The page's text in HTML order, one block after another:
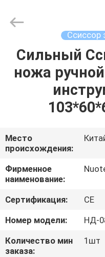
ДОМОЙ
ПРОДУКТЫ
О
НАС
ЭКСКУРСИЯ
ПО
ЗАВОДУ
Appliance
Reserved.
Ссиссор
Сильный
ножа
Место
происхождения:
Фирменное
наименование:
Сертификация:
CE
Номер модели:
НД-
Количество мин
заказа:
1шт